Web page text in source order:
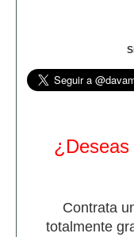
Contrata
totalmente